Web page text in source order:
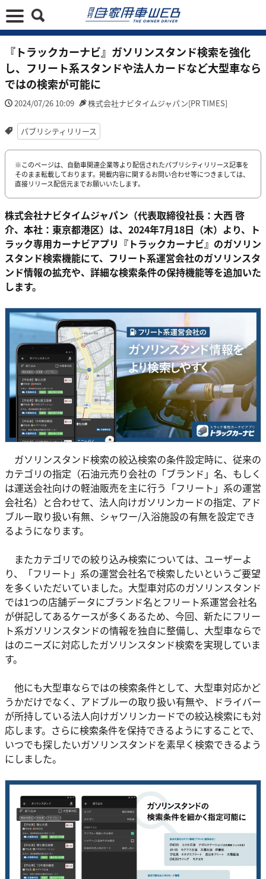
『トラックカーナビ』ガソリンスタンド検索を強化
し、フリート系スタンドや法人カードなど大型車なら
ではの検索が可能に
2024/07/26 10:09 株式会社ナビタイムジャパン[PR TIMES]
パブリシティリリース
※このページは、自動車関連企業等より配信されたパブリシティリリース記事を
そのまま転載しております。掲載内容に関するお問い合わせ等につきましては、
直接リリース配信元までお願いいたします。
株式会社ナビタイムジャパン（代表取締役社長：大西 啓
介、本社：東京都港区）は、2024年7月18日（木）より、ト
ラック専用カーナビアプリ『トラックカーナビ』のガソリン
スタンド検索機能にて、フリート系運営会社のガソリンスタ
ンド情報の拡充や、詳細な検索条件の保持機能等を追加いた
します。
ガソリンスタンド検索の絞込検索の条件設定時に、従来の
カテゴリの指定（石油元売り会社の「ブランド」名、もしく
は運送会社向けの軽油販売を主に行う「フリート」系の運営
会社名）と合わせて、法人向けガソリンカードの指定、アド
ブルー取り扱い有無、シャワー/入浴施設の有無を設定でき
るようになります。
またカテゴリでの絞り込み検索については、ユーザーよ
り、「フリート」系の運営会社名で検索したいというご要望
を多くいただいていました。大型車対応のガソリンスタンド
では1つの店舗データにブランド名とフリート系運営会社名
が併記してあるケースが多くあるため、今回、新たにフリー
ト系ガソリンスタンドの情報を独自に整備し、大型車ならで
はのニーズに対応したガソリンスタンド検索を実現していま
す。
他にも大型車ならではの検索条件として、大型車対応かど
うかだけでなく、アドブルーの取り扱い有無や、ドライバー
が所持している法人向けガソリンカードでの絞込検索にも対
応します。さらに検索条件を保持できるようにすることで、
いつでも探したいガソリンスタンドを素早く検索できるよう
にしました。